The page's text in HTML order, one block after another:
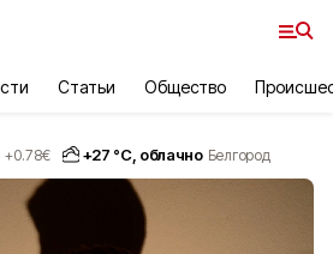
Статьи Общество
+0.78€ +27 °С, облачно Белгород